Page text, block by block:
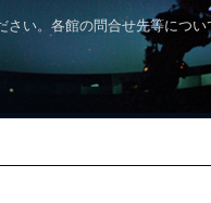
い。各館の問合せ先等につい